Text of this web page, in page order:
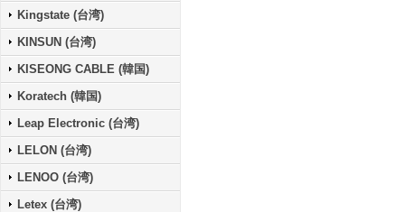
Kingstate (台湾)
KINSUN (台湾)
KISEONG CABLE (韓国)
Koratech (韓国)
Leap Electronic (台湾)
LELON (台湾)
LENOO (台湾)
Letex (台湾)